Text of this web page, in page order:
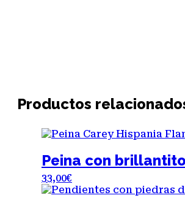
Productos
Peina con
33,00€